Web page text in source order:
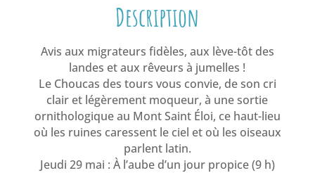
Description
Avis aux migrateurs fidèles, aux lève-tôt des
landes et aux rêveurs à jumelles !
Le Choucas des tours vous convie, de son cri
clair et légèrement moqueur, à une sortie
ornithologique au Mont Saint Éloi, ce haut-lieu
où les ruines caressent le ciel et où les oiseaux
parlent latin.
Jeudi 29 mai : À l’aube d’un jour propice (9 h)